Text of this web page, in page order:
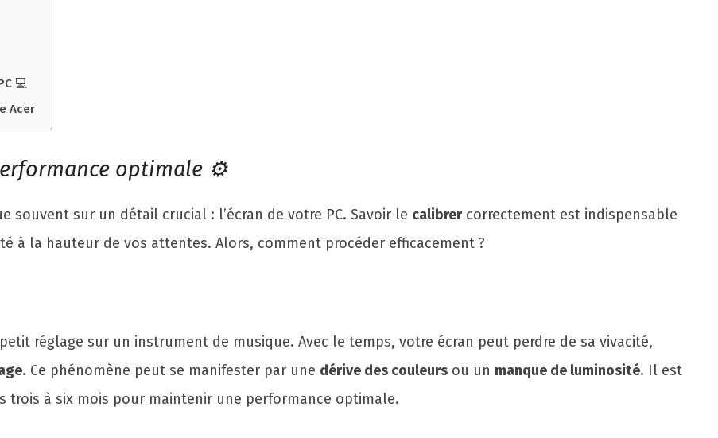
💻
Acer
optimale ⚙️
souvent sur un détail crucial : l’écran de votre PC. Savoir le calibrercorrectement est indispensable
à la hauteur de vos attentes. Alors, comment procéder efficacement ?
réglage sur un instrument de musique. Avec le temps, votre écran peut perdre de sa vivacité,
. Ce phénomène peut se manifester par une dérive des couleurs ou un manque de luminosité. Il est
trois à six mois pour maintenir une performance optimale.